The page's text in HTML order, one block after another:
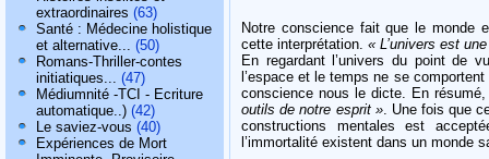
extraordinaires (63)
Santé : Médecine holistique
et alternative... (50)
Romans-Thriller-contes
initiatiques... (47)
Médiumnité -TCI - Ecriture
automatique..) (42)
Le saviez-vous (40)
Expériences de Mort
Notre conscience fait que le monde
cette interprétation.« L’univers est
En regardant l’univers du point de
l’espace et le temps ne se
conscience nous le dicte. En
outils de notre esprit ». Une fois que
constructions mentales est
l’immortalité existent dans un monde